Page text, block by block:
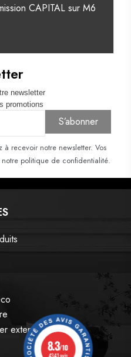
CAPITAL sur M6
newsletter
promotions
à recevoir notre newsletter. Vos
politique de confidentialité.
extensible
8.3/10